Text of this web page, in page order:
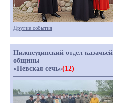
Другие события
Нижнеудинский отдел казачьей
общины
«Невская сечь»(12)